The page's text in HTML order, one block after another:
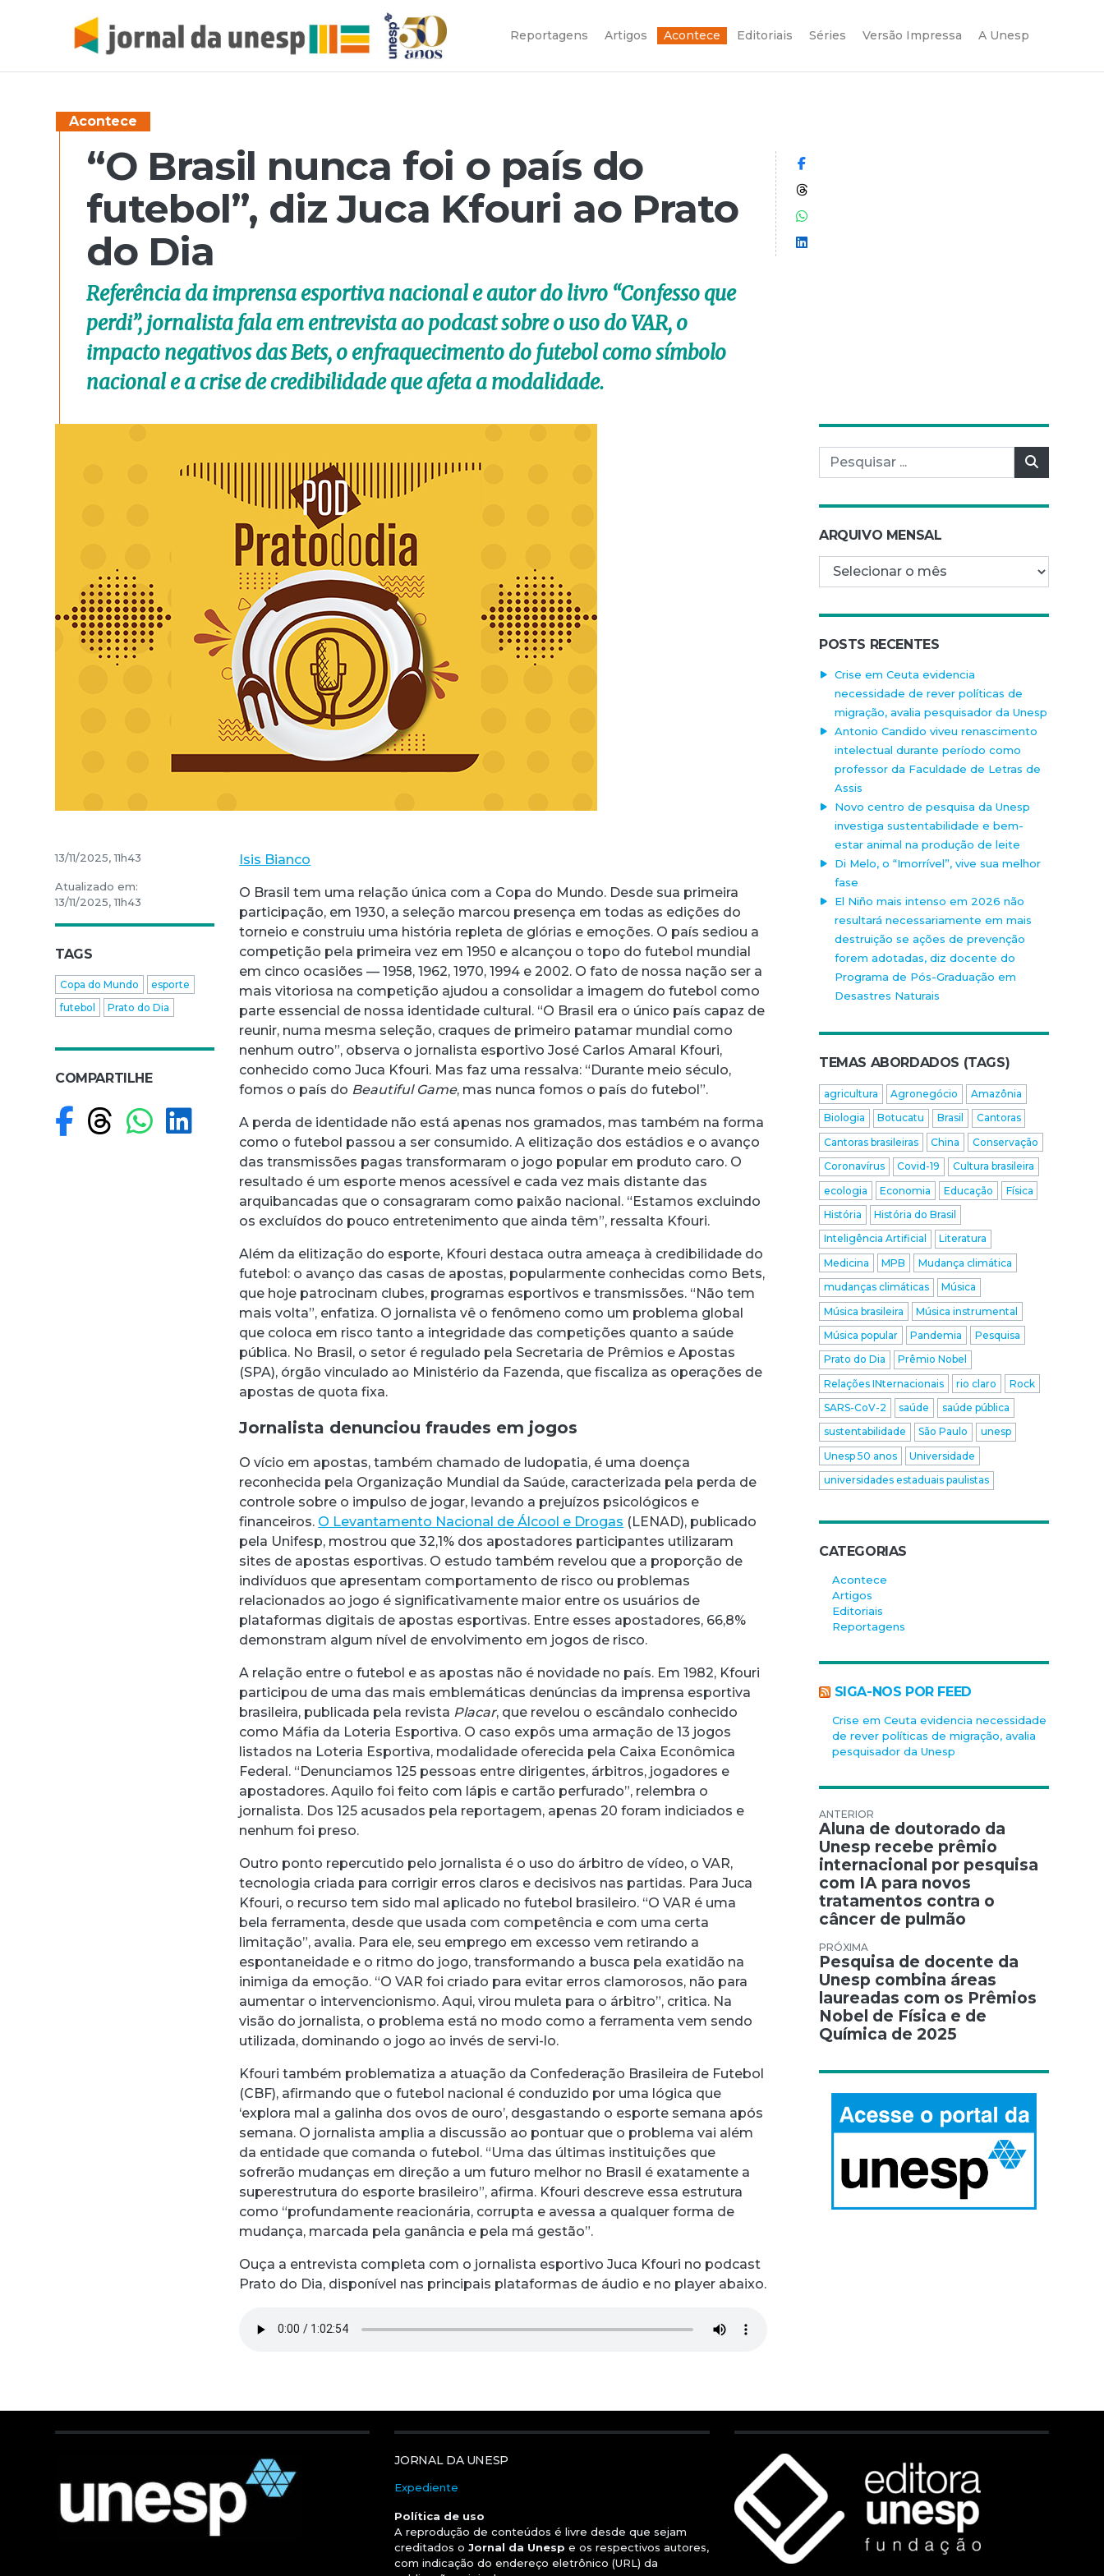
Reportagens Artigos Acontece Editoriais Séries Versão Impressa A Unesp
Acontece
“O Brasil nunca foi o país do
futebol”, diz Juca Kfouri ao Prato
do Dia
Referência da imprensa esportiva nacional e autor do livro “Confesso que
perdi”, jornalista fala em entrevista ao podcast sobre o uso do VAR, o
impacto negativos das Bets, o enfraquecimento do futebol como símbolo
nacional e a crise de credibilidade que afeta a modalidade.
Compartilhar no Facebook
Compartilhar no Threads
Compartilhar no WhatsApp
Compartilhar no LinkedIn
Isis Bianco
O Brasil tem uma relação única com a Copa do Mundo. Desde sua primeira
participação, em 1930, a seleção marcou presença em todas as edições do
torneio e construiu uma história repleta de glórias e emoções. O país sediou a
competição pela primeira vez em 1950 e alcançou o topo do futebol mundial
em cinco ocasiões — 1958, 1962, 1970, 1994 e 2002. O fato de nossa nação ser a
mais vitoriosa na competição ajudou a consolidar a imagem do futebol como
parte essencial de nossa identidade cultural. “O Brasil era o único país capaz de
reunir, numa mesma seleção, craques de primeiro patamar mundial como
nenhum outro”, observa o jornalista esportivo José Carlos Amaral Kfouri,
conhecido como Juca Kfouri. Mas faz uma ressalva: “Durante meio século,
fomos o país do Beautiful Game, mas nunca fomos o país do futebol”.
A perda de identidade não está apenas nos gramados, mas também na forma
como o futebol passou a ser consumido. A elitização dos estádios e o avanço
das transmissões pagas transformaram o jogo popular em produto caro. O
resultado é um esporte menos acessível e cada vez mais distante das
arquibancadas que o consagraram como paixão nacional. “Estamos excluindo
os excluídos do pouco entretenimento que ainda têm”, ressalta Kfouri.
Além da elitização do esporte, Kfouri destaca outra ameaça à credibilidade do
futebol: o avanço das casas de apostas, popularmente conhecidas como Bets,
que hoje patrocinam clubes, programas esportivos e transmissões. “Não tem
mais volta”, enfatiza. O jornalista vê o fenômeno como um problema global
que coloca em risco tanto a integridade das competições quanto a saúde
pública. No Brasil, o setor é regulado pela Secretaria de Prêmios e Apostas
(SPA), órgão vinculado ao Ministério da Fazenda, que fiscaliza as operações de
apostas de quota fixa.
Jornalista denunciou fraudes em jogos
O vício em apostas, também chamado de ludopatia, é uma doença
reconhecida pela Organização Mundial da Saúde, caracterizada pela perda de
controle sobre o impulso de jogar, levando a prejuízos psicológicos e
financeiros. O Levantamento Nacional de Álcool e Drogas (LENAD), publicado
pela Unifesp, mostrou que 32,1% dos apostadores participantes utilizaram
sites de apostas esportivas. O estudo também revelou que a proporção de
indivíduos que apresentam comportamento de risco ou problemas
relacionados ao jogo é significativamente maior entre os usuários de
plataformas digitais de apostas esportivas. Entre esses apostadores, 66,8%
demonstram algum nível de envolvimento em jogos de risco.
A relação entre o futebol e as apostas não é novidade no país. Em 1982, Kfouri
participou de uma das mais emblemáticas denúncias da imprensa esportiva
brasileira, publicada pela revista Placar, que revelou o escândalo conhecido
como Máfia da Loteria Esportiva. O caso expôs uma armação de 13 jogos
listados na Loteria Esportiva, modalidade oferecida pela Caixa Econômica
Federal. “Denunciamos 125 pessoas entre dirigentes, árbitros, jogadores e
apostadores. Aquilo foi feito com lápis e cartão perfurado”, relembra o
jornalista. Dos 125 acusados pela reportagem, apenas 20 foram indiciados e
nenhum foi preso.
Outro ponto repercutido pelo jornalista é o uso do árbitro de vídeo, o VAR,
tecnologia criada para corrigir erros claros e decisivos nas partidas. Para Juca
Kfouri, o recurso tem sido mal aplicado no futebol brasileiro. “O VAR é uma
bela ferramenta, desde que usada com competência e com uma certa
limitação”, avalia. Para ele, seu emprego em excesso vem retirando a
espontaneidade e o ritmo do jogo, transformando a busca pela exatidão na
inimiga da emoção. “O VAR foi criado para evitar erros clamorosos, não para
aumentar o intervencionismo. Aqui, virou muleta para o árbitro”, critica. Na
visão do jornalista, o problema está no modo como a ferramenta vem sendo
utilizada, dominando o jogo ao invés de servi-lo.
Kfouri também problematiza a atuação da Confederação Brasileira de Futebol
(CBF), afirmando que o futebol nacional é conduzido por uma lógica que
‘explora mal a galinha dos ovos de ouro’, desgastando o esporte semana após
semana. O jornalista amplia a discussão ao pontuar que o problema vai além
da entidade que comanda o futebol. “Uma das últimas instituições que
sofrerão mudanças em direção a um futuro melhor no Brasil é exatamente a
superestrutura do esporte brasileiro”, afirma. Kfouri descreve essa estrutura
como “profundamente reacionária, corrupta e avessa a qualquer forma de
mudança, marcada pela ganância e pela má gestão”.
Ouça a entrevista completa com o jornalista esportivo Juca Kfouri no podcast
Prato do Dia, disponível nas principais plataformas de áudio e no player abaixo.
13/11/2025, 11h43
Atualizado em:
13/11/2025, 11h43
TAGS
Copa do Mundo
esporte
futebol
Prato do Dia
COMPARTILHE
Compartilhar no Facebook
Compartilhar no Threads
Compartilhar no WhatsApp
Compartilhar no LinkedIn
Pesquisar por:
ARQUIVO MENSAL
Arquivo mensal
POSTS RECENTES
Crise em Ceuta evidencia
necessidade de rever políticas de
migração, avalia pesquisador da Unesp
Antonio Candido viveu renascimento
intelectual durante período como
professor da Faculdade de Letras de
Assis
Novo centro de pesquisa da Unesp
investiga sustentabilidade e bem-
estar animal na produção de leite
Di Melo, o “Imorrível”, vive sua melhor
fase
El Niño mais intenso em 2026 não
resultará necessariamente em mais
destruição se ações de prevenção
forem adotadas, diz docente do
Programa de Pós-Graduação em
Desastres Naturais
TEMAS ABORDADOS (TAGS)
agricultura Agronegócio
Amazônia
Biologia
Botucatu Brasil
Cantoras
Cantoras brasileiras
China
Conservação
Coronavírus
Covid-19
Cultura brasileira
ecologia
Economia Educação
Física
História
História do Brasil
Inteligência Artificial
Literatura
Medicina
MPB
Mudança climática
mudanças climáticas
Música
Música brasileira
Música instrumental
Música popular
Pandemia
Pesquisa
Prato do Dia
Prêmio Nobel
Relações INternacionais
rio claro
Rock
SARS-CoV-2
saúde
saúde pública
sustentabilidade
São Paulo
unesp
Unesp 50 anos
Universidade
universidades estaduais paulistas
CATEGORIAS
Acontece
Artigos
Editoriais
Reportagens
SIGA-NOS POR FEED
Crise em Ceuta evidencia necessidade
de rever políticas de migração, avalia
pesquisador da Unesp
Navegação de Post
Aluna de doutorado da
Unesp recebe prêmio
internacional por pesquisa
com IA para novos
tratamentos contra o
câncer de pulmão
Pesquisa de docente da
Unesp combina áreas
laureadas com os Prêmios
Nobel de Física e de
Química de 2025
JORNAL DA UNESP
Expediente
Política de uso
A reprodução de conteúdos é livre desde que sejam
creditados oJornal da Unesp e os respectivos autores,
com indicação do endereço eletrônico (URL) da